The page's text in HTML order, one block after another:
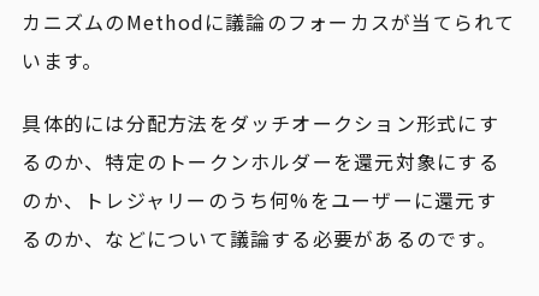
カニズムのMethodに議論のフォーカスが当てられて
います。
具体的には分配方法をダッチオークション形式にす
るのか、特定のトークンホルダーを還元対象にする
のか、トレジャリーのうち何%をユーザーに還元す
るのか、などについて議論する必要があるのです。